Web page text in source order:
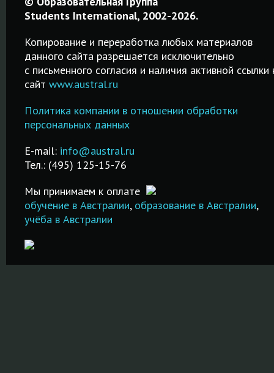
СВОЁМ
городе!
Простая
процедура
регистрации на
IELTS! Удобный
поиск города и
даты сдачи
экзамена!
ПОДРОБНЕЕ
на
обучение
за
рубежом
Удобный
поисковик
русском языке!
Бесплатная
подаче
документов!
Среднее
школах-
Students International, 2002-2026.
Копирование и переработка любых материалов
данного сайта разрешается исключительно
c письменного согласия и наличия активной ссылки
сайт www.austral.ru
Политика компании в отношении обработки
персональных данных
E-mail: info@austral.ru
Тел.: (495) 125-15-76
Мы принимаем к оплате
обучение в Австралии, образование в Австралии,
учёба в Австралии